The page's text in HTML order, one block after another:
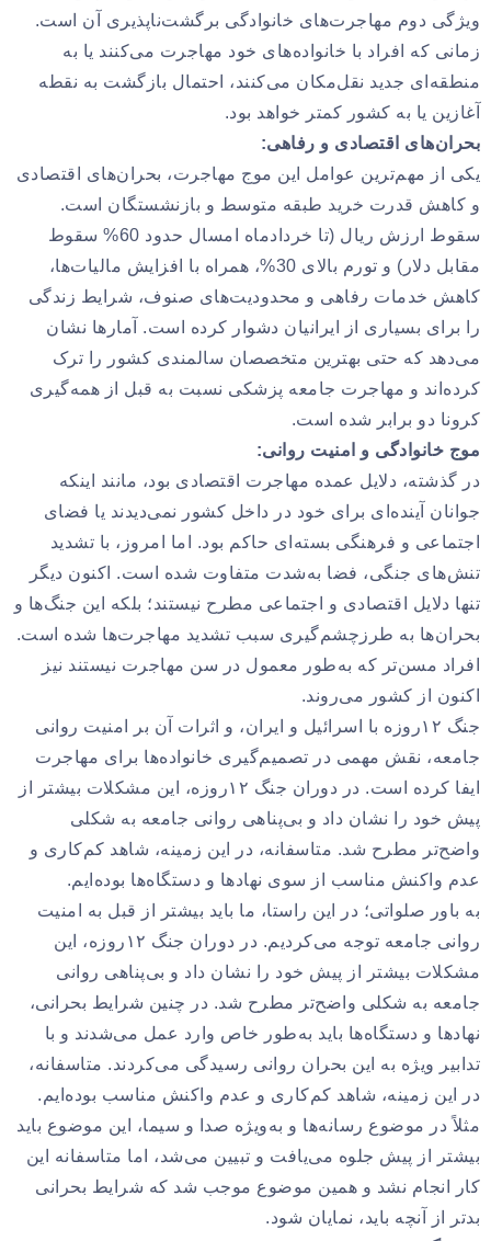
ویژگی دوم مهاجرت‌های خانوادگی برگشت‌ناپذیری آن است.
زمانی که افراد با خانواده‌های خود مهاجرت می‌کنند یا به
منطقه‌ای جدید نقل‌مکان می‌کنند، احتمال بازگشت به نقطه
آغازین یا به کشور کمتر خواهد بود.
بحران‌های اقتصادی و رفاهی:
یکی از مهم‌ترین عوامل این موج مهاجرت، بحران‌های اقتصادی
و کاهش قدرت خرید طبقه متوسط و بازنشستگان است.
سقوط ارزش ریال (تا خردادماه امسال حدود 60% سقوط
مقابل دلار) و تورم بالای 30%، همراه با افزایش مالیات‌ها،
کاهش خدمات رفاهی و محدودیت‌های صنوف، شرایط زندگی
را برای بسیاری از ایرانیان دشوار کرده است. آمارها نشان
می‌دهد که حتی بهترین متخصصان سالمندی کشور را ترک
کرده‌اند و مهاجرت جامعه پزشکی نسبت به قبل از همه‌گیری
کرونا دو برابر شده است.
موج خانوادگی و امنیت روانی:
در گذشته، دلایل عمده مهاجرت اقتصادی بود، مانند اینکه
جوانان آینده‌ای برای خود در داخل کشور نمی‌دیدند یا فضای
اجتماعی و فرهنگی بسته‌ای حاکم بود. اما امروز، با تشدید
تنش‌های جنگی، فضا به‌شدت متفاوت شده است. اکنون دیگر
تنها دلایل اقتصادی و اجتماعی مطرح نیستند؛ بلکه این جنگ‌ها و
بحران‌ها به ‌طرزچشم‌گیری سبب تشدید مهاجرت‌ها شده است.
افراد مسن‌تر که به‌طور معمول در سن مهاجرت نیستند نیز
اکنون از کشور می‌روند.
جنگ ۱۲روزه با اسرائیل و ایران، و اثرات آن بر امنیت روانی
جامعه، نقش مهمی در تصمیم‌گیری خانواده‌ها برای مهاجرت
ایفا کرده است. در دوران جنگ ۱۲روزه، این مشکلات بیشتر از
پیش خود را نشان داد و بی‌پناهی روانی جامعه به شکلی
واضح‌تر مطرح شد. متاسفانه، در این زمینه، شاهد کم‌کاری و
عدم واکنش مناسب از سوی نهادها و دستگاه‌ها بوده‌ایم.
به باور صلواتی؛ در این راستا، ما باید بیشتر از قبل به امنیت
روانی جامعه توجه می‌کردیم. در دوران جنگ ۱۲روزه، این
مشکلات بیشتر از پیش خود را نشان داد و بی‌پناهی روانی
جامعه به شکلی واضح‌تر مطرح شد. در چنین شرایط بحرانی،
نهادها و دستگاه‌ها باید به‌طور خاص وارد عمل می‌شدند و با
تدابیر ویژه به این بحران روانی رسیدگی می‌کردند. متاسفانه،
در این زمینه، شاهد کم‌کاری و عدم واکنش مناسب بوده‌ایم.
مثلاً در موضوع رسانه‌ها و به‌ویژه صدا و سیما، این موضوع باید
بیشتر از پیش جلوه می‌یافت و تبیین می‌شد، اما متاسفانه این
کار انجام نشد و همین موضوع موجب شد که شرایط بحرانی
بدتر از آنچه باید، نمایان شود.